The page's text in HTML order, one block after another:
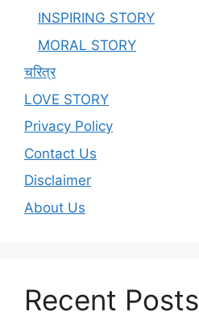
INSPIRING STORY
MORAL STORY
चरित्र
LOVE STORY
Privacy Policy
Contact Us
Disclaimer
About Us
Recent Posts